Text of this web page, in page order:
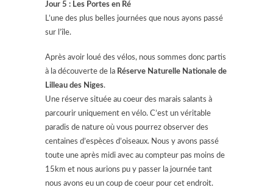
Jour 5 : Les Portes en Ré
L’une des plus belles journées que nous ayons passé
sur l’île.
Après avoir loué des vélos, nous sommes donc partis
à la découverte de la Réserve Naturelle Nationale de
Lilleau des Niges.
Une réserve située au coeur des marais salants à
parcourir uniquement en vélo. C’est un véritable
paradis de nature où vous pourrez observer des
centaines d’espèces d’oiseaux. Nous y avons passé
toute une après midi avec au compteur pas moins de
15km et nous aurions pu y passer la journée tant
nous avons eu un coup de coeur pour cet endroit.